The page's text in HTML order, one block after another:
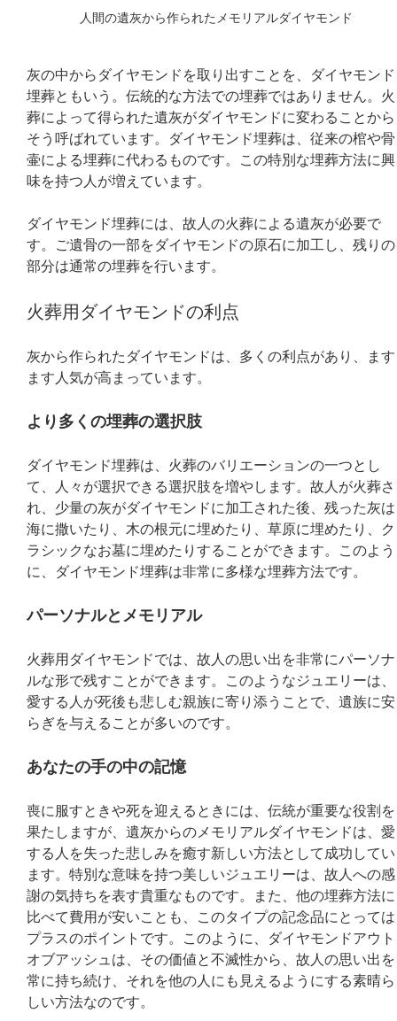
人間の遺灰から作られたメモリアルダイヤモンド
灰の中からダイヤモンドを取り出すことを、ダイヤモンド
埋葬ともいう。伝統的な方法での埋葬ではありません。火
葬によって得られた遺灰がダイヤモンドに変わることから
そう呼ばれています。ダイヤモンド埋葬は、従来の棺や骨
壷による埋葬に代わるものです。この特別な埋葬方法に興
味を持つ人が増えています。
ダイヤモンド埋葬には、故人の火葬による遺灰が必要で
す。ご遺骨の一部をダイヤモンドの原石に加工し、残りの
部分は通常の埋葬を行います。
火葬用ダイヤモンドの利点
灰から作られたダイヤモンドは、多くの利点があり、ます
ます人気が高まっています。
より多くの埋葬の選択肢
ダイヤモンド埋葬は、火葬のバリエーションの一つとし
て、人々が選択できる選択肢を増やします。故人が火葬さ
れ、少量の灰がダイヤモンドに加工された後、残った灰は
海に撒いたり、木の根元に埋めたり、草原に埋めたり、ク
ラシックなお墓に埋めたりすることができます。このよう
に、ダイヤモンド埋葬は非常に多様な埋葬方法です。
パーソナルとメモリアル
火葬用ダイヤモンドでは、故人の思い出を非常にパーソナ
ルな形で残すことができます。このようなジュエリーは、
愛する人が死後も悲しむ親族に寄り添うことで、遺族に安
らぎを与えることが多いのです。
あなたの手の中の記憶
喪に服すときや死を迎えるときには、伝統が重要な役割を
果たしますが、遺灰からのメモリアルダイヤモンドは、愛
する人を失った悲しみを癒す新しい方法として成功してい
ます。特別な意味を持つ美しいジュエリーは、故人への感
謝の気持ちを表す貴重なものです。また、他の埋葬方法に
比べて費用が安いことも、このタイプの記念品にとっては
プラスのポイントです。このように、ダイヤモンドアウト
オブアッシュは、その価値と不滅性から、故人の思い出を
常に持ち続け、それを他の人にも見えるようにする素晴ら
しい方法なのです。